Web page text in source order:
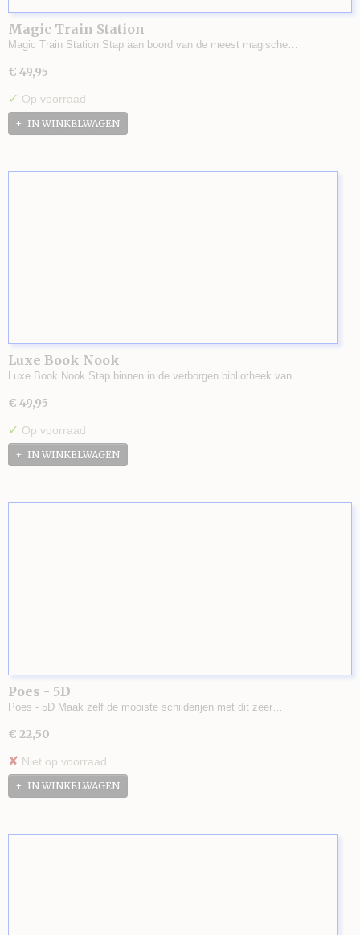
Magic Train Station
Magic Train Station Stap aan boord van de meest magische…
€ 49,95
✓ Op voorraad
IN WINKELWAGEN
Luxe Book Nook
Luxe Book Nook Stap binnen in de verborgen bibliotheek van…
€ 49,95
✓ Op voorraad
IN WINKELWAGEN
Poes - 5D
Poes - 5D Maak zelf de mooiste schilderijen met dit zeer…
€ 22,50
✘ Niet op voorraad
IN WINKELWAGEN